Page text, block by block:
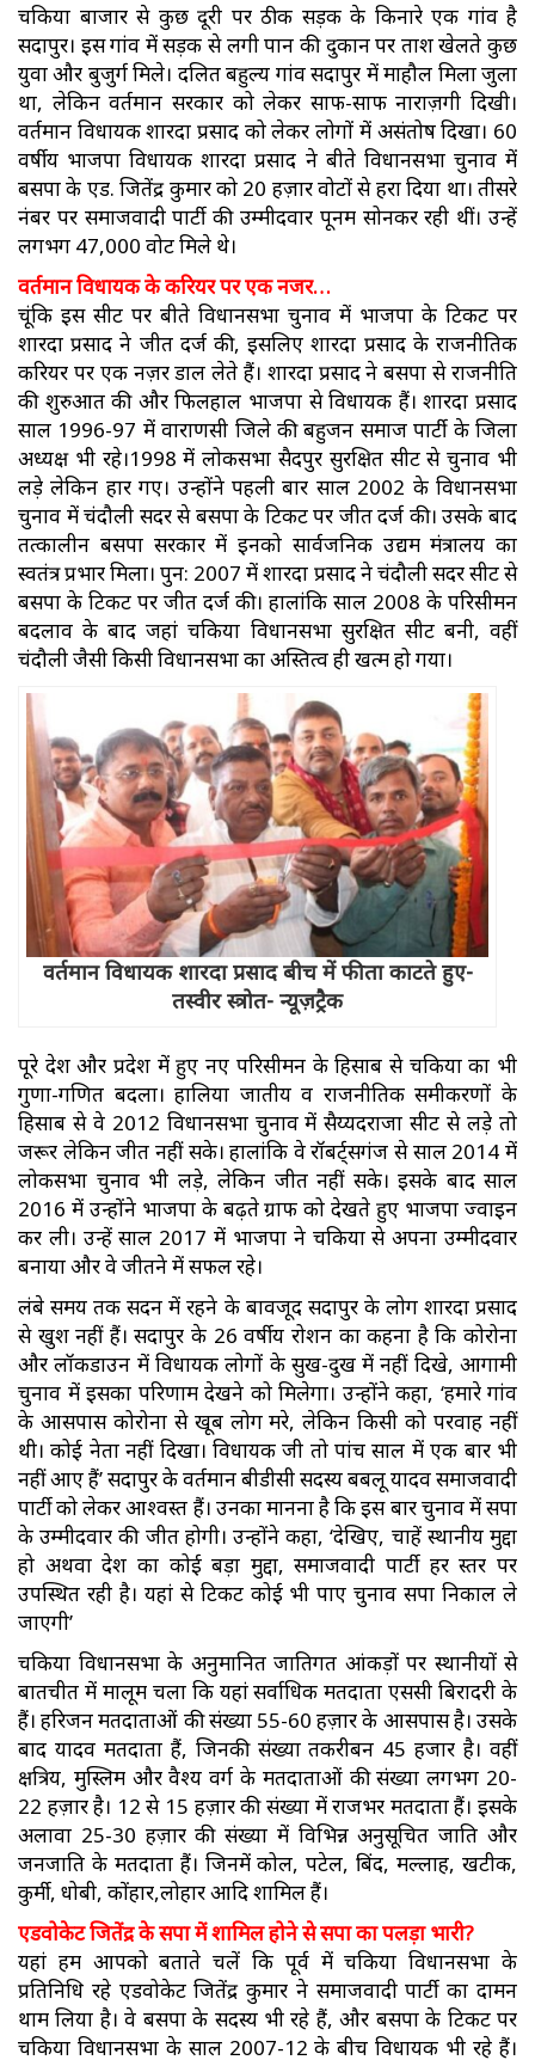
चकिया बाजार से कुछ दूरी पर ठीक सड़क के किनारे एक गांव है
सदापुर। इस गांव में सड़क से लगी पान की दुकान पर ताश खेलते कुछ
युवा और बुजुर्ग मिले। दलित बहुल्य गांव सदापुर में माहौल मिला जुला
था, लेकिन वर्तमान सरकार को लेकर साफ-साफ नाराज़गी दिखी।
वर्तमान विधायक शारदा प्रसाद को लेकर लोगों में असंतोष दिखा। 60
वर्षीय भाजपा विधायक शारदा प्रसाद ने बीते विधानसभा चुनाव में
बसपा के एड. जितेंद्र कुमार को 20 हज़ार वोटों से हरा दिया था। तीसरे
नंबर पर समाजवादी पार्टी की उम्मीदवार पूनम सोनकर रही थीं। उन्हें
लगभग 47,000 वोट मिले थे।
वर्तमान विधायक के करियर पर एक नजर…
चूंकि इस सीट पर बीते विधानसभा चुनाव में भाजपा के टिकट पर
शारदा प्रसाद ने जीत दर्ज की, इसलिए शारदा प्रसाद के राजनीतिक
करियर पर एक नज़र डाल लेते हैं। शारदा प्रसाद ने बसपा से राजनीति
की शुरुआत की और फिलहाल भाजपा से विधायक हैं। शारदा प्रसाद
साल 1996-97 में वाराणसी जिले की बहुजन समाज पार्टी के जिला
अध्यक्ष भी रहे।1998 में लोकसभा सैदपुर सुरक्षित सीट से चुनाव भी
लड़े लेकिन हार गए। उन्होंने पहली बार साल 2002 के विधानसभा
चुनाव में चंदौली सदर से बसपा के टिकट पर जीत दर्ज की। उसके बाद
तत्कालीन बसपा सरकार में इनको सार्वजनिक उद्यम मंत्रालय का
स्वतंत्र प्रभार मिला। पुन: 2007 में शारदा प्रसाद ने चंदौली सदर सीट से
बसपा के टिकट पर जीत दर्ज की। हालांकि साल 2008 के परिसीमन
बदलाव के बाद जहां चकिया विधानसभा सुरक्षित सीट बनी, वहीं
चंदौली जैसी किसी विधानसभा का अस्तित्व ही खत्म हो गया।
वर्तमान विधायक शारदा प्रसाद बीच में फीता काटते हुए-
तस्वीर स्त्रोत- न्यूज़ट्रैक
पूरे देश और प्रदेश में हुए नए परिसीमन के हिसाब से चकिया का भी
गुणा-गणित बदला। हालिया जातीय व राजनीतिक समीकरणों के
हिसाब से वे 2012 विधानसभा चुनाव में सैय्यदराजा सीट से लड़े तो
जरूर लेकिन जीत नहीं सके। हालांकि वे रॉबर्ट्सगंज से साल 2014 में
लोकसभा चुनाव भी लड़े, लेकिन जीत नहीं सके। इसके बाद साल
2016 में उन्होंने भाजपा के बढ़ते ग्राफ को देखते हुए भाजपा ज्वाइन
कर ली। उन्हें साल 2017 में भाजपा ने चकिया से अपना उम्मीदवार
बनाया और वे जीतने में सफल रहे।
लंबे समय तक सदन में रहने के बावजूद सदापुर के लोग शारदा प्रसाद
से खुश नहीं हैं। सदापुर के 26 वर्षीय रोशन का कहना है कि कोरोना
और लॉकडाउन में विधायक लोगों के सुख-दुख में नहीं दिखे, आगामी
चुनाव में इसका परिणाम देखने को मिलेगा। उन्होंने कहा, ‘हमारे गांव
के आसपास कोरोना से खूब लोग मरे, लेकिन किसी को परवाह नहीं
थी। कोई नेता नहीं दिखा। विधायक जी तो पांच साल में एक बार भी
नहीं आए हैं’ सदापुर के वर्तमान बीडीसी सदस्य बबलू यादव समाजवादी
पार्टी को लेकर आश्वस्त हैं। उनका मानना है कि इस बार चुनाव में सपा
के उम्मीदवार की जीत होगी। उन्होंने कहा, ‘देखिए, चाहें स्थानीय मुद्दा
हो अथवा देश का कोई बड़ा मुद्दा, समाजवादी पार्टी हर स्तर पर
उपस्थित रही है। यहां से टिकट कोई भी पाए चुनाव सपा निकाल ले
जाएगी’
चकिया विधानसभा के अनुमानित जातिगत आंकड़ों पर स्थानीयों से
बातचीत में मालूम चला कि यहां सर्वाधिक मतदाता एससी बिरादरी के
हैं। हरिजन मतदाताओं की संख्या 55-60 हज़ार के आसपास है। उसके
बाद यादव मतदाता हैं, जिनकी संख्या तकरीबन 45 हजार है। वहीं
क्षत्रिय, मुस्लिम और वैश्य वर्ग के मतदाताओं की संख्या लगभग 20-
22 हज़ार है। 12 से 15 हज़ार की संख्या में राजभर मतदाता हैं। इसके
अलावा 25-30 हज़ार की संख्या में विभिन्न अनुसूचित जाति और
जनजाति के मतदाता हैं। जिनमें कोल, पटेल, बिंद, मल्लाह, खटीक,
कुर्मी, धोबी, कोंहार,लोहार आदि शामिल हैं।
एडवोकेट जितेंद्र के सपा में शामिल होने से सपा का पलड़ा भारी?
यहां हम आपको बताते चलें कि पूर्व में चकिया विधानसभा के
प्रतिनिधि रहे एडवोकेट जितेंद्र कुमार ने समाजवादी पार्टी का दामन
थाम लिया है। वे बसपा के सदस्य भी रहे हैं, और बसपा के टिकट पर
चकिया विधानसभा के साल 2007-12 के बीच विधायक भी रहे हैं।